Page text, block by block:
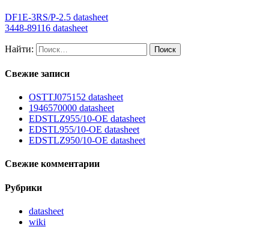
DF1E-3RS/P-2.5 datasheet
3448-89116 datasheet
Найти:
Свежие записи
OSTTJ075152 datasheet
1946570000 datasheet
EDSTLZ955/10-OE datasheet
EDSTL955/10-OE datasheet
EDSTLZ950/10-OE datasheet
Свежие комментарии
Рубрики
datasheet
wiki